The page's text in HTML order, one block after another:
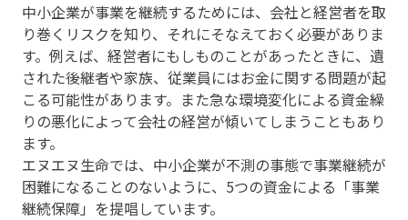
中小企業が事業を継続するためには、会社と経営者を取
り巻くリスクを知り、それにそなえておく必要がありま
す。例えば、経営者にもしものことがあったときに、遺
された後継者や家族、従業員にはお金に関する問題が起
こる可能性があります。また急な環境変化による資金繰
りの悪化によって会社の経営が傾いてしまうこともあり
ます。
エヌエヌ生命では、中小企業が不測の事態で事業継続が
困難になることのないように、5つの資金による「事業
継続保障」を提唱しています。